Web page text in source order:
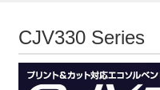
CJV330 Series